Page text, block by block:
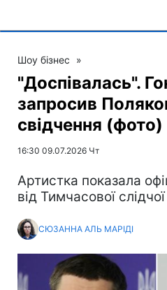
Шоу бізнес »
"Доспівалась".
запросив
свідчення (фото)
16:30 09.07.2026 Чт
Артистка показала
від Тимчасової слідчої
СЮЗАННА АЛЬ МАРІДІ